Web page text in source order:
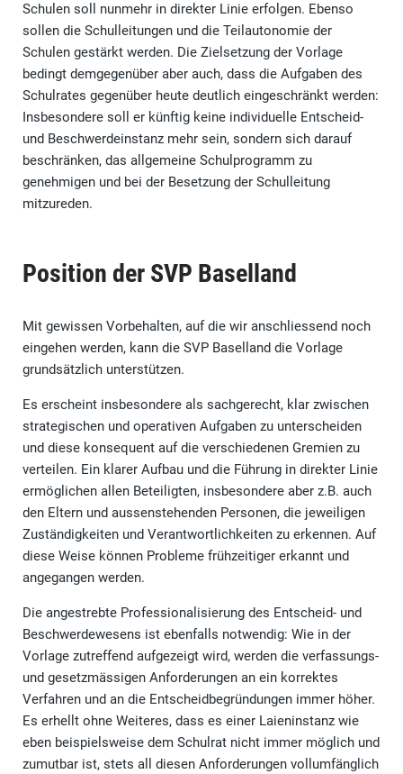
Schulen soll nunmehr in direkter Linie erfolgen. Ebenso
sollen die Schulleitungen und die Teilautonomie der
Schulen gestärkt werden. Die Zielsetzung der Vorlage
bedingt demgegenüber aber auch, dass die Aufgaben des
Schulrates gegenüber heute deutlich eingeschränkt werden:
Insbesondere soll er künftig keine individuelle Entscheid-
und Beschwerdeinstanz mehr sein, sondern sich darauf
beschränken, das allgemeine Schulprogramm zu
genehmigen und bei der Besetzung der Schulleitung
mitzureden.
Position der SVP Baselland
Mit gewissen Vorbehalten, auf die wir anschliessend noch
eingehen werden, kann die SVP Baselland die Vorlage
grundsätzlich unterstützen.
Es erscheint insbesondere als sachgerecht, klar zwischen
strategischen und operativen Aufgaben zu unterscheiden
und diese konsequent auf die verschiedenen Gremien zu
verteilen. Ein klarer Aufbau und die Führung in direkter Linie
ermöglichen allen Beteiligten, insbesondere aber z.B. auch
den Eltern und aussenstehenden Personen, die jeweiligen
Zuständigkeiten und Verantwortlichkeiten zu erkennen. Auf
diese Weise können Probleme frühzeitiger erkannt und
angegangen werden.
Die angestrebte Professionalisierung des Entscheid- und
Beschwerdewesens ist ebenfalls notwendig: Wie in der
Vorlage zutreffend aufgezeigt wird, werden die verfassungs-
und gesetzmässigen Anforderungen an ein korrektes
Verfahren und an die Entscheidbegründungen immer höher.
Es erhellt ohne Weiteres, dass es einer Laieninstanz wie
eben beispielsweise dem Schulrat nicht immer möglich und
zumutbar ist, stets all diesen Anforderungen vollumfänglich